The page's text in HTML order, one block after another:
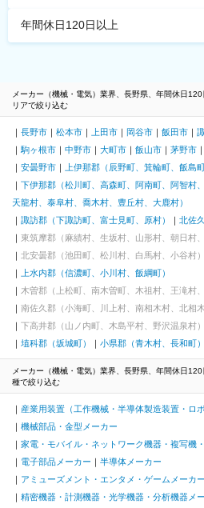
年間休日120日以上
メーカー（機械・電気）業界、長野県、年間休日
リアで絞り込む
長野市 松本市 上田市 岡谷市 飯田市
駒ヶ根市
中野市 大町市 飯山市 茅野市
安曇野市
上伊那郡（辰野町、箕輪町、飯島
下伊那郡（松川町、高森町、阿南町、阿智村
天龍村、泰阜村、喬木村、豊丘村、大鹿村）
諏訪郡（下諏訪町、富士見町、原村）
北佐
東筑摩郡（麻績村、生坂村、山形村、朝日村、
北安曇郡（池田町、松川村、白馬村、小谷村）
上水内郡（信濃町、小川村、飯綱町）
木曽郡（上松町、南木曽町、木祖村、王滝村
南佐久郡（小海町、川上村、南相木村、北相
下高井郡（山ノ内町、木島平村、野沢温泉村）
埴科郡（坂城町）
小県郡（青木村、長和町）
メーカー（機械・電気）業界、長野県、年間休日
種で絞り込む
産業用装置（工作機械・半導体製造装置・ロ
機械部品・金型メーカー
家電・モバイル・ネットワーク機器・複写機
電子部品メーカー
半導体メーカー
アミューズメント・エンタメ・ゲームメーカー
精密機器・計測機器・光学機器・分析機器メ